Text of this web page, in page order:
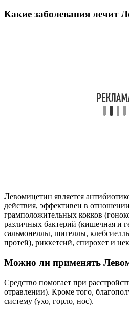
Какие заболевания лечит
Левомицетин является
действия, эффективен в
грамположительных кокков
различных бактерий (кишечная и
сальмонеллы, шигеллы,
протей), риккетсий, спирохет и
Можно ли применять
Средство помогает при
отравлении). Кроме того,
систему (ухо, горло, нос).